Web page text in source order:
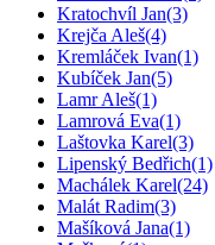
Kratochvíl Jan(3)
Krejča Aleš(4)
Kremláček Ivan(1)
Kubíček Jan(5)
Lamr Aleš(1)
Lamrová Eva(1)
Laštovka Karel(3)
Lipenský Bedřich(1)
Machálek Karel(24)
Malát Radim(3)
Mašíková Jana(1)